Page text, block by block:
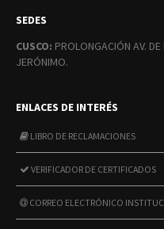
SEDES
CUSCO: PROLONGACIÓN AV.
JERÓNIMO.
ENLACES DE INTERÉS
LIBRO DE RECLAMACIONES
VERIFICADOR DE CERTIFICADOS
CORREO ELECTRÓNICO